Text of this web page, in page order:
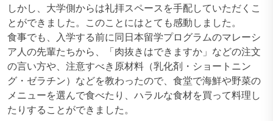
しかし、大学側からは礼拝スペースを手配していただくこ
とができました。このことにはとても感動しました。
食事でも、入学する前に同日本留学プログラムのマレーシ
ア人の先輩たちから、「肉抜きはできますか」などの注文
の言い方や、注意すべき原材料（乳化剤・ショートニン
グ・ゼラチン）などを教わったので、食堂で海鮮や野菜の
メニューを選んで食べたり、ハラルな食材を買って料理し
たりすることができました。